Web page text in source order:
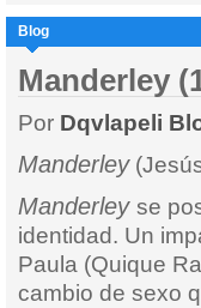
Blog
Manderley
Por Dqvlapeli
Manderley
Manderley se
identidad. Un
Paula (Quique
cambio de sexo